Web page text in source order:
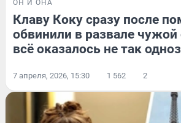
ОН И ОНА
Клаву Коку сразу после
обвинили в развале
всё оказалось не так
7 апреля, 2026, 15:30 1 562 2